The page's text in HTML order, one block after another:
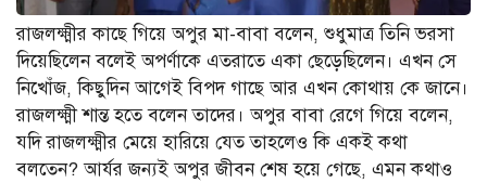
রাজলক্ষ্মীর কাছে গিয়ে অপুর মা-বাবা বলেন, শুধুমাত্র তিনি ভরসা
দিয়েছিলেন বলেই অপর্ণাকে এতরাতে একা ছেড়েছিলেন। এখন সে
নিখোঁজ, কিছুদিন আগেই বিপদ গাছে আর এখন কোথায় কে জানে।
রাজলক্ষ্মী শান্ত হতে বলেন তাদের। অপুর বাবা রেগে গিয়ে বলেন,
যদি রাজলক্ষ্মীর মেয়ে হারিয়ে যেত তাহলেও কি একই কথা
বলতেন? আর্যর জন্যই অপুর জীবন শেষ হয়ে গেছে, এমন কথাও